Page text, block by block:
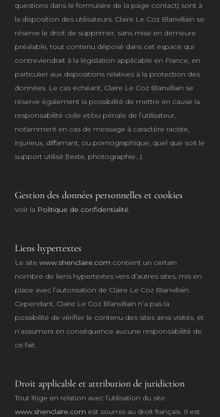
questions dans le formulaire de la page contact) sont à
la disposition des utilisateurs. Claire Le Coz Blanvillain se
réserve le droit de supprimer, sans mise en demeure
préalable, tout contenu déposé dans cet espace qui
contreviendrait à la législation applicable en France, en
particulier aux dispositions relatives à la protection des
données. Le cas échéant, Claire Le Coz Blanvillain se
réserve également la possibilité de mettre en cause la
responsabilité civile et/ou pénale de l’utilisateur,
notamment en cas de message à caractère raciste,
injurieux, diffamant, ou pornographique, quel que soit le
support utilisé (texte, photographie…).
Gestion des données personnelles et cookies
Voir la Politique de confidentialité.
Liens hypertextes
Le site www.shenclaire.com contient un certain
nombre de liens hypertextes vers d’autres sites, mis en
place avec l’autorisation de Claire Le Coz Blanvillain.
Cependant, Claire Le Coz Blanvillain n’a pas la
possibilité de vérifier le contenu des sites ainsi visités, et
n’assumera en conséquence aucune responsabilité de
ce fait.
Droit applicable et attribution de juridiction
Tout litige en relation avec l’utilisation du site
www.shenclaire.com est soumis au droit français. Il est